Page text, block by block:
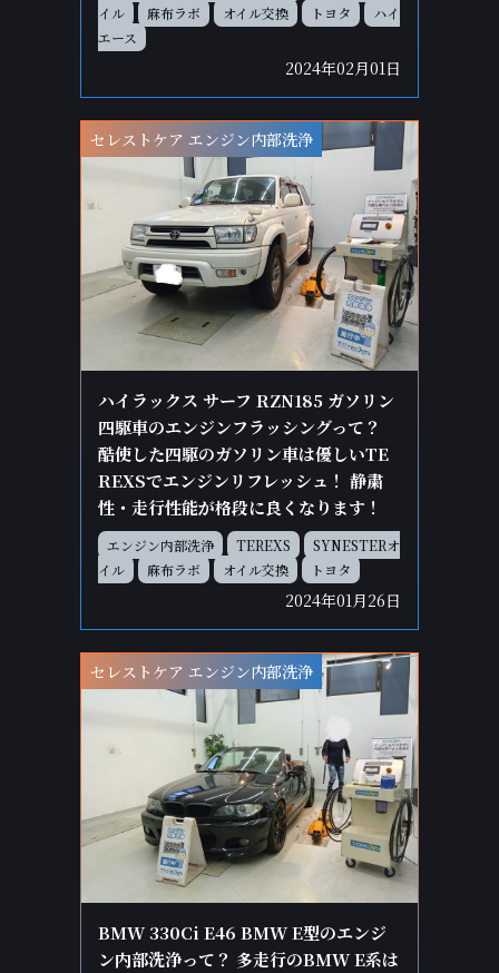
イル
麻布ラボ オイル交換 トヨタ
ハイ
エース
2024年02月01日
セレストケア エンジン内部洗浄
ハイラックス サーフ RZN185 ガソリン
四駆車のエンジンフラッシングって？
酷使した四駆のガソリン車は優しいTE
REXSでエンジンリフレッシュ！ 静粛
性・走行性能が格段に良くなります！
エンジン内部洗浄 TEREXS
SYNESTERオ
イル
麻布ラボ オイル交換 トヨタ
2024年01月26日
セレストケア エンジン内部洗浄
BMW 330Ci E46 BMW E型のエンジ
ン内部洗浄って？ 多走行のBMW E系は